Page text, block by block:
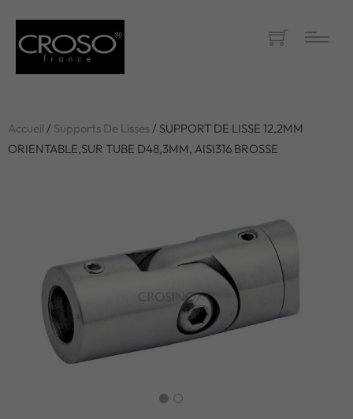
Accueil / Supports De Lisses/ SUPPORT DE LISSE 12,2MM
ORIENTABLE,SUR TUBE D48,3MM, AISI316 BROSSE